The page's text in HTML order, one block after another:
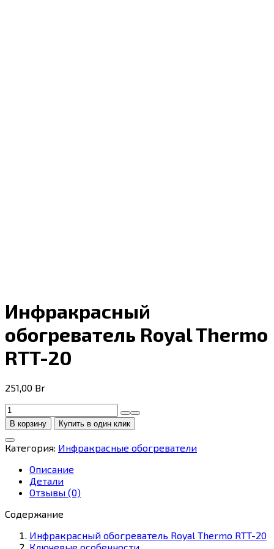
Инфракрасный
обогреватель Royal Thermo
RTT-20
251,00 Br
Количество
товара
Инфракрасный
обогреватель
Royal
Thermo
RTT-
В корзину Купить в один клик
Категория: Инфракрасные обогреватели
Описание
Детали
Отзывы (0)
Содержание
Инфракрасный обогреватель Royal Thermo RTT-20